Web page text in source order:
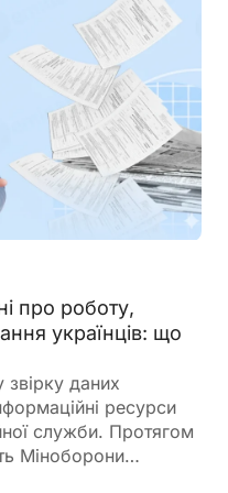
про роботу,
українців: що
даних
ресурси
служби. Протягом
Міноборони